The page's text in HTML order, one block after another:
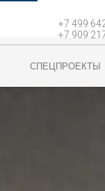
+7 499
+7 909
СПЕЦПРОЕКТЫ